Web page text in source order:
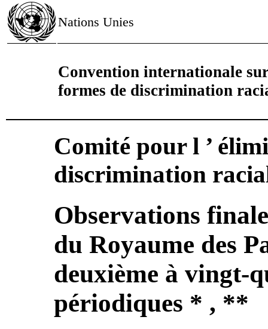
Nations Unies
Convention internationale
formes de discrimination
Comité pour l ’
discrimination
Observations
du Royaume des
deuxième à vingt-
périodiques * , **